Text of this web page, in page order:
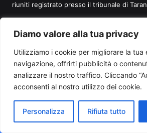
Diamo valore alla tua privacy
Utilizziamo i cookie per migliorare la tua
navigazione, offrirti pubblicità o
analizzare il nostro traffico. Cliccando
acconsenti al nostro utilizzo dei cookie.
Personalizza Rifiuta tutto
riuniti registrato presso il tribunale di
Cerco/Vendo
Offerte di lavoro Puglia
Cookies Policy
Privacy Policy Info
Facebook
X